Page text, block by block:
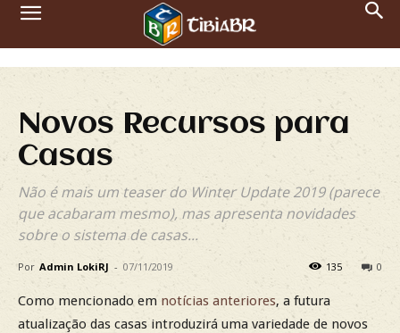
Novos Recursos para
Casas
Não é mais um teaser do Winter Update 2019 (parece
que acabaram mesmo), mas apresenta novidades
sobre o sistema de casas...
Por Admin LokiRJ - 07/11/2019 0
135
Como mencionado em notícias anteriores, a futura
atualização das casas introduzirá uma variedade de novos